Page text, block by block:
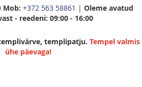
Mob: +372 563 58861 | Oleme avatud
- reedeni: 09:00 - 16:00
templipatju. Tempel valmis
ühe päevaga!